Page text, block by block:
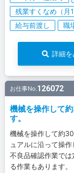
残業すくなめ（月
給与前渡し
職
詳細を
お仕事No.126072
機械を操作して
す。
機械を操作して約
ュアルに沿って操
不良品確認作業で
る作業もあります。